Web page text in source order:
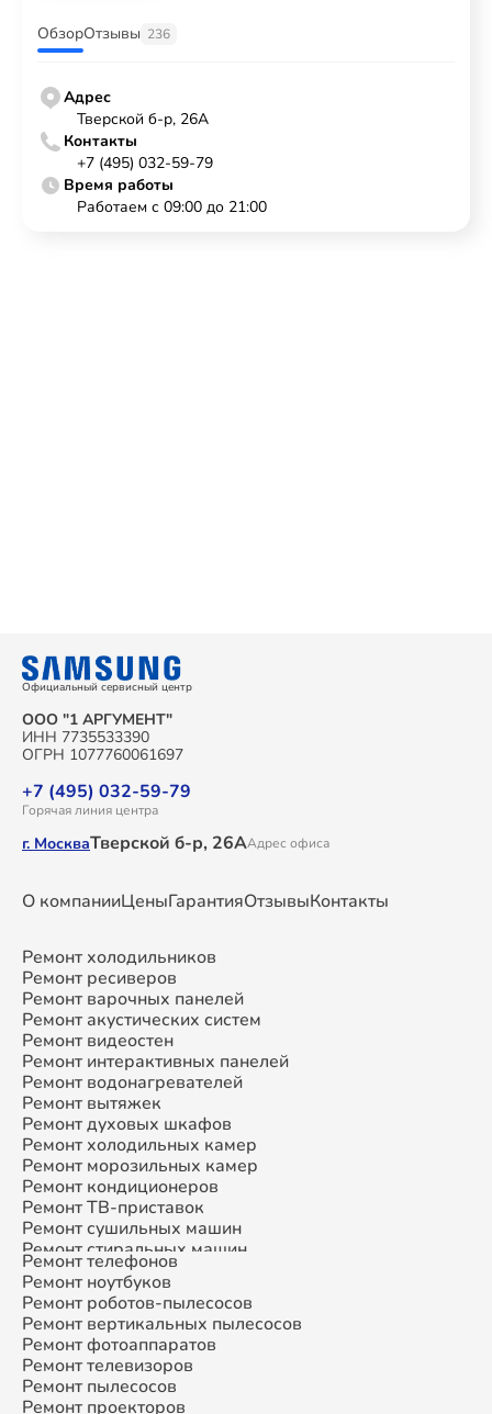
ОбзорОтзывы 236
Адрес
Тверской б-р, 26А
Контакты
+7 (495) 032-59-79
Время работы
Работаем с 09:00 до 21:00
Официальный сервисный центр
ООО "1 АРГУМЕНТ"
ИНН 7735533390
ОГРН 1077760061697
+7 (495) 032-59-79
Горячая линия центра
г. МоскваТверской б-р, 26ААдрес офиса
О компанииЦеныГарантияОтзывыКонтакты
Ремонт холодильников
Ремонт ресиверов
Ремонт варочных панелей
Ремонт акустических систем
Ремонт видеостен
Ремонт интерактивных панелей
Ремонт водонагревателей
Ремонт вытяжек
Ремонт духовых шкафов
Ремонт холодильных камер
Ремонт морозильных камер
Ремонт кондиционеров
Ремонт ТВ-приставок
Ремонт сушильных машин
Ремонт стиральных машин
Ремонт микроволновых печей
Ремонт смарт-часов
Ремонт атс
Ремонт сплит-систем
Ремонт телефонов
Ремонт ноутбуков
Ремонт роботов-пылесосов
Ремонт вертикальных пылесосов
Ремонт фотоаппаратов
Ремонт телевизоров
Ремонт пылесосов
Ремонт проекторов